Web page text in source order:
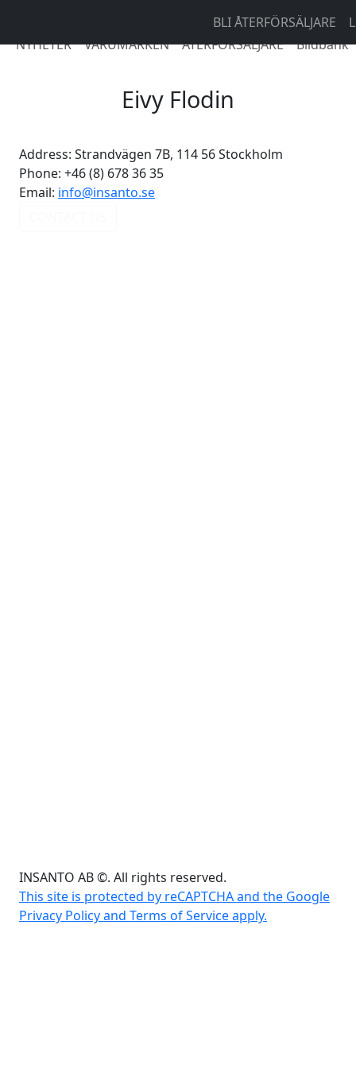
BLI ÅTERFÖRSÄLJARE
NYHETER
VARUMÄRKEN ÅTERFÖRSÄLJARE Bildbank
Eivy Flodin
Address: Strandvägen 7B, 114 56 Stockholm
Phone: +46 (8) 678 36 35
Email: info@insanto.se
INSANTO AB ©. All rights reserved.
This site is protected by reCAPTCHA and the Google
Privacy Policy and Terms of Service apply.